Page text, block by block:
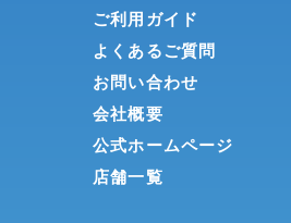
ご利用ガイド
よくあるご質問
お問い合わせ
会社概要
公式ホームページ
店舗一覧